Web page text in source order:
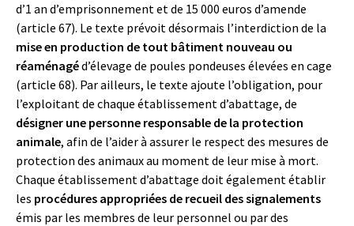
d’1 an d’emprisonnement et de 15 000 euros d’amende
(article 67). Le texte prévoit désormais l’interdiction de la
mise en production de tout bâtiment nouveau ou
réaménagéd’élevage de poules pondeuses élevées en cage
(article 68). Par ailleurs, le texte ajoute l’obligation, pour
l’exploitant de chaque établissement d’abattage, de
désigner une personne responsable de la protection
animale, afin de l’aider à assurer le respect des mesures de
protection des animaux au moment de leur mise à mort.
Chaque établissement d’abattage doit également établir
les procédures appropriées de recueil des signalements
émis par les membres de leur personnel ou par des